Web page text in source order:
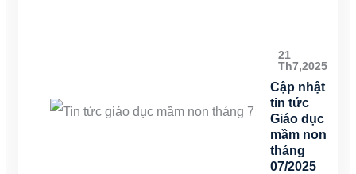
21
Th7,2025
Cập nhật
tin tức
Giáo dục
mầm non
tháng
07/2025